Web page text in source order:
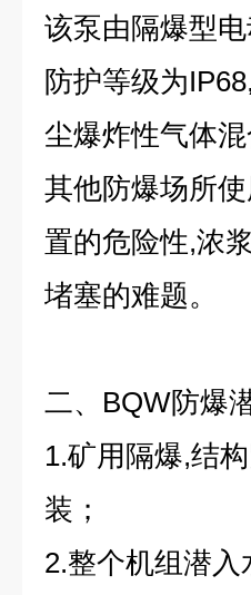
该泵由隔爆型
防护等级为
尘爆炸性气体
其他防爆场所
置的危险性,浓
堵塞的难题。
二、BQW防爆
1.矿用隔爆,结
装；
2.整个机组潜